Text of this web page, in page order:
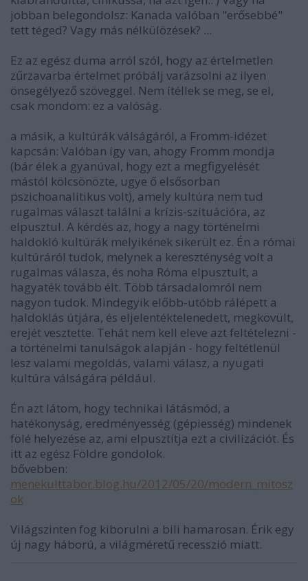
jobban belegondolsz: Kanada valóban "erősebbé"
tett téged? Vagy más nélkülözések? ...
Ez az egész duma arról szól, hogy az értelmetlen
zűrzavarba értelmet próbálj varázsolni az ilyen
önsegélyező szöveggel. Nem ítéllek se meg, se el,
csak mondom: ez a valóság.
a másik, a kultúrák válságáról, a Fromm-idézet
kapcsán: Valóban így van, ahogy Fromm mondja
(bár élek a gyanúval, hogy ezt a megfigyelését
mástól kölcsönözte, ugye ő elsősorban
pszichoanalitikus volt), amely kultúra nem tud
rugalmas választ találni a krízis-szituációra, az
elpusztul. A kérdés az, hogy a nagy történelmi
haldokló kultúrák melyikének sikerült ez. Én a római
kultúráról tudok, melynek a kereszténység volt a
rugalmas válasza, és noha Róma elpusztult, a
hagyaték tovább élt. Több társadalomról nem
nagyon tudok. Mindegyik előbb-utóbb rálépett a
haldoklás útjára, és eljelentéktelenedett, megkövült,
erejét vesztette. Tehát nem kell eleve azt feltételezni -
a történelmi tanulságok alapján - hogy feltétlenül
lesz valami megoldás, valami válasz, a nyugati
kultúra válságára például.
Én azt látom, hogy technikai látásmód, a
hatékonyság, eredményesség (gépiesség) mindenek
fölé helyezése az, ami elpusztítja ezt a civilizációt. És
itt az egész Földre gondolok.
bővebben:
menekulttabor.blog.hu/2012/05/20/modern_mitosz
ok
Világszinten fog kiborulni a bili hamarosan. Érik egy
új nagy háború, a világméretű recesszió miatt.